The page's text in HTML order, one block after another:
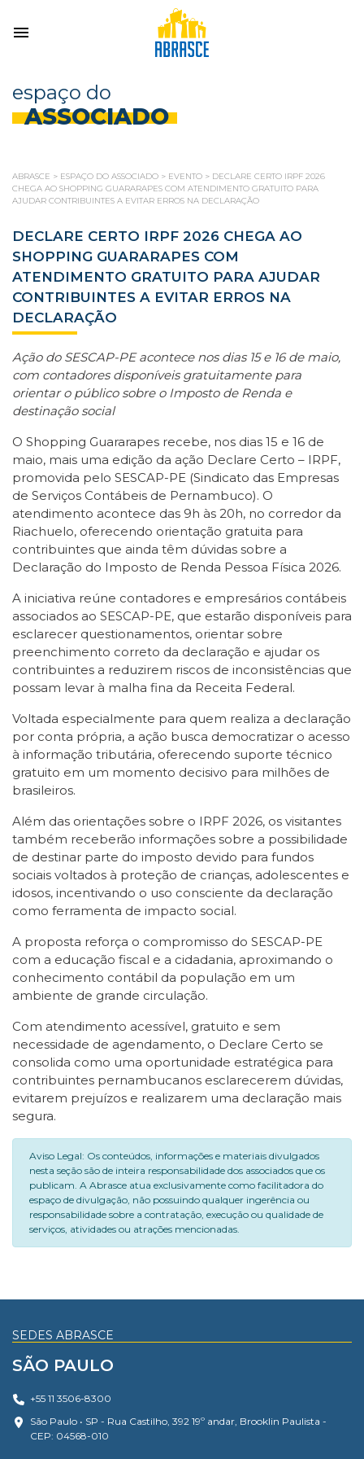
espaço do
ASSOCIADO
ABRASCE > ESPAÇO DO ASSOCIADO > EVENTO > DECLARE CERTO IRPF 2026
CHEGA AO SHOPPING GUARARAPES COM ATENDIMENTO GRATUITO PARA
AJUDAR CONTRIBUINTES A EVITAR ERROS NA DECLARAÇÃO
DECLARE CERTO IRPF 2026 CHEGA AO
SHOPPING GUARARAPES COM
ATENDIMENTO GRATUITO PARA AJUDAR
CONTRIBUINTES A EVITAR ERROS NA
DECLARAÇÃO
Ação do SESCAP-PE acontece nos dias 15 e 16 de maio,
com contadores disponíveis gratuitamente para
orientar o público sobre o Imposto de Renda e
destinação social
O Shopping Guararapes recebe, nos dias 15 e 16 de
maio, mais uma edição da ação Declare Certo – IRPF,
promovida pelo SESCAP-PE (Sindicato das Empresas
de Serviços Contábeis de Pernambuco). O
atendimento acontece das 9h às 20h, no corredor da
Riachuelo, oferecendo orientação gratuita para
contribuintes que ainda têm dúvidas sobre a
Declaração do Imposto de Renda Pessoa Física 2026.
A iniciativa reúne contadores e empresários contábeis
associados ao SESCAP-PE, que estarão disponíveis para
esclarecer questionamentos, orientar sobre
preenchimento correto da declaração e ajudar os
contribuintes a reduzirem riscos de inconsistências que
possam levar à malha fina da Receita Federal.
Voltada especialmente para quem realiza a declaração
por conta própria, a ação busca democratizar o acesso
à informação tributária, oferecendo suporte técnico
gratuito em um momento decisivo para milhões de
brasileiros.
Além das orientações sobre o IRPF 2026, os visitantes
também receberão informações sobre a possibilidade
de destinar parte do imposto devido para fundos
sociais voltados à proteção de crianças, adolescentes e
idosos, incentivando o uso consciente da declaração
como ferramenta de impacto social.
A proposta reforça o compromisso do SESCAP-PE
com a educação fiscal e a cidadania, aproximando o
conhecimento contábil da população em um
ambiente de grande circulação.
Com atendimento acessível, gratuito e sem
necessidade de agendamento, o Declare Certo se
consolida como uma oportunidade estratégica para
contribuintes pernambucanos esclarecerem dúvidas,
evitarem prejuízos e realizarem uma declaração mais
segura.
Aviso Legal: Os conteúdos, informações e materiais divulgados
nesta seção são de inteira responsabilidade dos associados que os
publicam. A Abrasce atua exclusivamente como facilitadora do
espaço de divulgação, não possuindo qualquer ingerência ou
responsabilidade sobre a contratação, execução ou qualidade de
serviços, atividades ou atrações mencionadas.
SEDES ABRASCE
SÃO PAULO
+55 11 3506-8300
São Paulo • SP - Rua Castilho, 392 19º andar, Brooklin Paulista -
CEP: 04568-010